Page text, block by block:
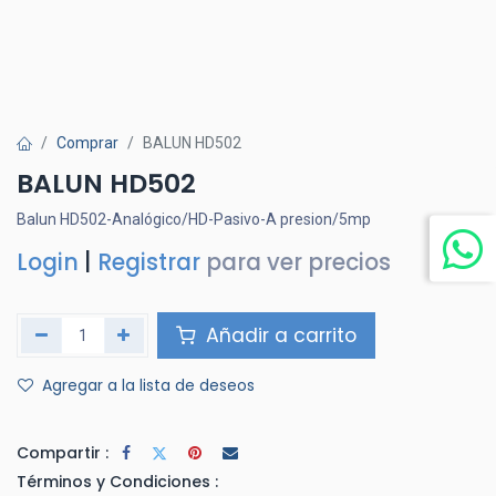
Comprar BALUN HD502
BALUN HD502
Balun HD502-Analógico/HD-Pasivo-A presion/5mp
Login Registrar para ver precios
Añadir a carrito
Agregar a la lista de deseos
Compartir :
Términos y Condiciones :